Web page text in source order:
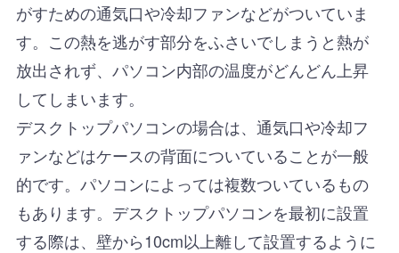
がすための通気口や冷却ファンなどがついていま
す。この熱を逃がす部分をふさいでしまうと熱が
放出されず、パソコン内部の温度がどんどん上昇
してしまいます。
デスクトップパソコンの場合は、通気口や冷却フ
ァンなどはケースの背面についていることが一般
的です。パソコンによっては複数ついているもの
もあります。デスクトップパソコンを最初に設置
する際は、壁から10cm以上離して設置するように